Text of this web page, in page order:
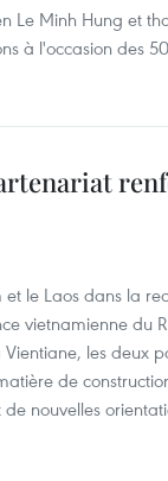
Le Minh Hung et
à l'occasion des
le Laos dans la
vietnamienne du
les deux
de
nouvelles